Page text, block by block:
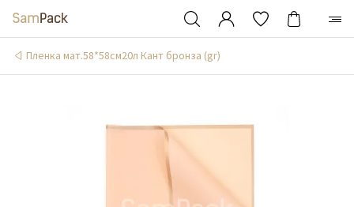
Пленка мат.58*58см20л Кант бронза (gr)